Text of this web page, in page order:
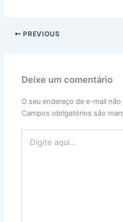
PREVIOUS
Deixe um comentário
O seu endereço de e-mail
Campos obrigatórios são
aqui...